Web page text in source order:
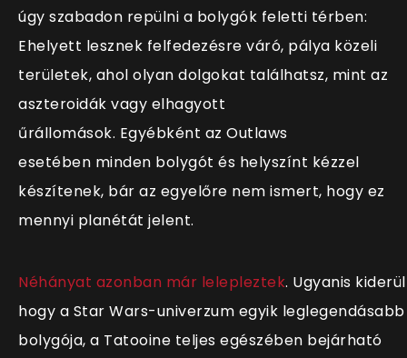
úgy szabadon repülni a bolygók feletti térben:
Ehelyett lesznek felfedezésre váró, pálya közeli
területek, ahol olyan dolgokat találhatsz, mint az
aszteroidák vagy elhagyott
űrállomások. Egyébként az Outlaws
esetében minden bolygót és helyszínt kézzel
készítenek, bár az egyelőre nem ismert, hogy ez
mennyi planétát jelent.
Néhányat azonban már lelepleztek. Ugyanis
hogy a Star Wars-univerzum egyik leglegendásabb
bolygója, a Tatooine teljes egészében bejárható